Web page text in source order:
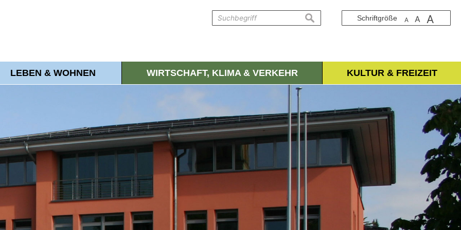
Schriftgröße A A A
suchen
LEBEN & WOHNEN WIRTSCHAFT, KLIMA & VERKEHR KULTUR & FREIZEIT